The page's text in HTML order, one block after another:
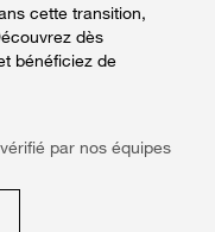
cette transition,
dès
bénéficiez de
par nos équipes